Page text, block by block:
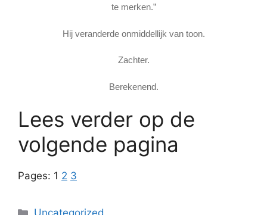
te merken.”
Hij veranderde onmiddellijk van toon.
Zachter.
Berekenend.
Lees verder op de
volgende pagina
Pages: 1 2 3
Categories